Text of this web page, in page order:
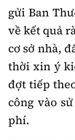
Đăng kiểm
Đường sắt tốc
Đường thủy
Hàng hải
Chứng khoán
Bảo hiểm
Doanh nghiệp
An ninh hình sự
Pháp đình
Hỏi - Đáp
Giao thông 24h
ATGT địa
Văn hóa giao
Lái xe an toàn
Chung tay vì
Chất lượng
Giáo dục
Y tế
Đời sống
Lao động - Công
Văn hóa -
Văn hóa
Showbiz
Điện ảnh
Thể thao
Bóng đá
Công nghệ
gửi Ban
về kết quả
cơ sở nhà,
thời xin ý
đợt tiếp
công vào
phí.